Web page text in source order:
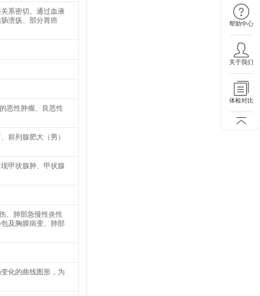
帮助中心
关于我们
体检对比
系密切。通过血液
溃疡、部分胃癌
恶性肿瘤、良恶性
前列腺肥大（男）
甲状腺肿、甲状腺
、肺部急慢性炎性
及胸膜病变、肺部
化的曲线图形，为